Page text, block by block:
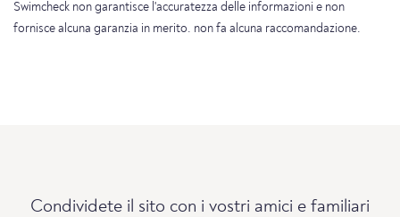
Swimcheck non garantisce l'accuratezza delle informazioni e non
fornisce alcuna garanzia in merito. non fa alcuna raccomandazione.
Condividete il sito con i vostri amici e familiari